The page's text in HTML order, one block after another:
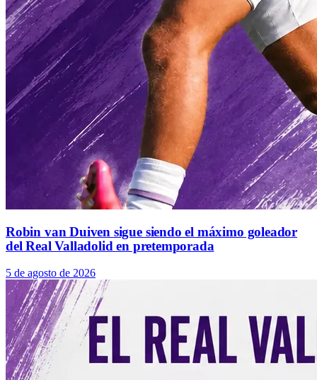
Robin van Duiven sigue siendo el máximo goleador
del Real Valladolid en pretemporada
5 de agosto de 2026